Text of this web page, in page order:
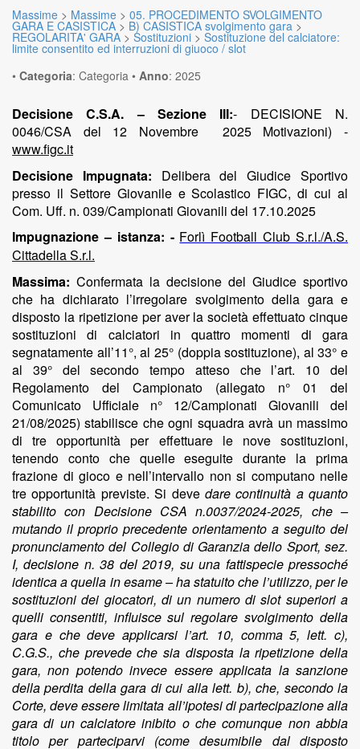
Massime > Massime > 05. PROCEDIMENTO SVOLGIMENTO
GARA E CASISTICA > B) CASISTICA svolgimento gara >
REGOLARITA' GARA > Sostituzioni > Sostituzione del calciatore:
limite consentito ed interruzioni di giuoco / slot
• Categoria: Categoria • Anno: 2025
Decisione C.S.A. – Sezione III:- DECISIONE N.
0046/CSA del 12 Novembre 2025 Motivazioni) -
www.figc.it
Decisione Impugnata: Delibera del Giudice Sportivo
presso il Settore Giovanile e Scolastico FIGC, di cui al
Com. Uff. n. 039/Campionati Giovanili del 17.10.2025
Impugnazione – istanza: - Forlì Football Club S.r.l./A.S.
Cittadella S.r.l.
Massima: Confermata la decisione del Giudice sportivo
che ha dichiarato l’irregolare svolgimento della gara e
disposto la ripetizione per aver la società effettuato cinque
sostituzioni di calciatori in quattro momenti di gara
segnatamente all’11°, al 25° (doppia sostituzione), al 33° e
al 39° del secondo tempo atteso che l’art. 10 del
Regolamento del Campionato (allegato n° 01 del
Comunicato Ufficiale n° 12/Campionati Giovanili del
21/08/2025) stabilisce che ogni squadra avrà un massimo
di tre opportunità per effettuare le nove sostituzioni,
tenendo conto che quelle eseguite durante la prima
frazione di gioco e nell’intervallo non si computano nelle
tre opportunità previste. Si deve dare continuità a quanto
stabilito con Decisione CSA n.0037/2024-2025, che –
mutando il proprio precedente orientamento a seguito del
pronunciamento del Collegio di Garanzia dello Sport, sez.
I, decisione n. 38 del 2019, su una fattispecie pressoché
identica a quella in esame – ha statuito che l’utilizzo, per le
sostituzioni dei giocatori, di un numero di slot superiori a
quelli consentiti, influisce sul regolare svolgimento della
gara e che deve applicarsi l’art. 10, comma 5, lett. c),
C.G.S., che prevede che sia disposta la ripetizione della
gara, non potendo invece essere applicata la sanzione
della perdita della gara di cui alla lett. b), che, secondo la
Corte, deve essere limitata all’ipotesi di partecipazione alla
gara di un calciatore inibito o che comunque non abbia
titolo per parteciparvi (come desumibile dal disposto